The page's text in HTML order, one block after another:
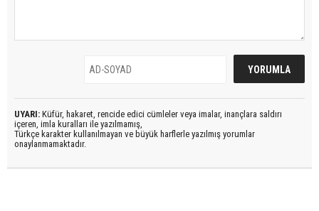
UYARI: Küfür, hakaret, rencide edici cümleler veya imalar, inançlara saldırı
içeren, imla kuralları ile yazılmamış,
Türkçe karakter kullanılmayan ve büyük harflerle yazılmış yorumlar
onaylanmamaktadır.